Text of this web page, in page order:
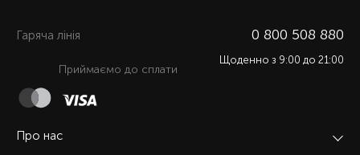
Про нас
Гаряча лiнiя 0 800 508 880
Щоденно з 9:00 до 21:00
Приймаємо до сплати